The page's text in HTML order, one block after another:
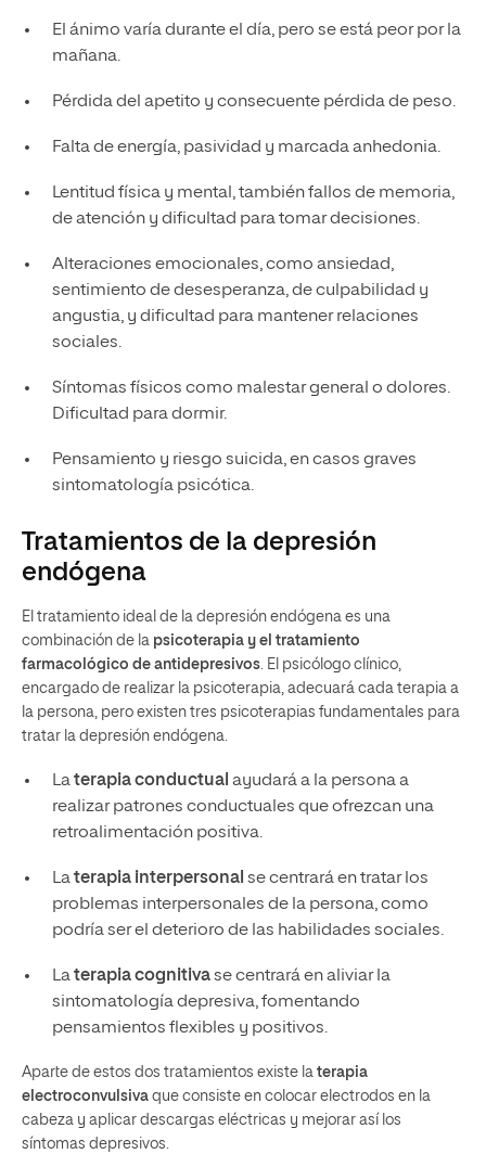
El ánimo varía durante el día, pero se está peor por la
mañana.
Pérdida del apetito y consecuente pérdida de peso.
Falta de energía, pasividad y marcada anhedonia.
Lentitud física y mental, también fallos de memoria,
de atención y dificultad para tomar decisiones.
Alteraciones emocionales, como ansiedad,
sentimiento de desesperanza, de culpabilidad y
angustia, y dificultad para mantener relaciones
sociales.
Síntomas físicos como malestar general o dolores.
Dificultad para dormir.
Pensamiento y riesgo suicida, en casos graves
sintomatología psicótica.
Tratamientos de la depresión
endógena
El tratamiento ideal de la depresión endógena es una
combinación de la psicoterapia y el tratamiento
farmacológico de antidepresivos. El psicólogo clínico,
encargado de realizar la psicoterapia, adecuará cada terapia a
la persona, pero existen tres psicoterapias fundamentales para
tratar la depresión endógena.
Laterapia conductual ayudará a la persona a
realizar patrones conductuales que ofrezcan una
retroalimentación positiva.
Laterapia interpersonal se centrará en tratar los
problemas interpersonales de la persona, como
podría ser el deterioro de las habilidades sociales.
Laterapia cognitivase centrará en aliviar la
sintomatología depresiva, fomentando
pensamientos flexibles y positivos.
Aparte de estos dos tratamientos existe la terapia
electroconvulsiva que consiste en colocar electrodos en la
cabeza y aplicar descargas eléctricas y mejorar así los
síntomas depresivos.